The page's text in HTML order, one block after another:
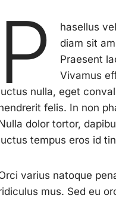
P
hasellus
diam sit
Praesent
Vivamus
nulla, eget
felis. In non
dolor tortor,
tempus eros id
varius natoque
mus. Sed eu